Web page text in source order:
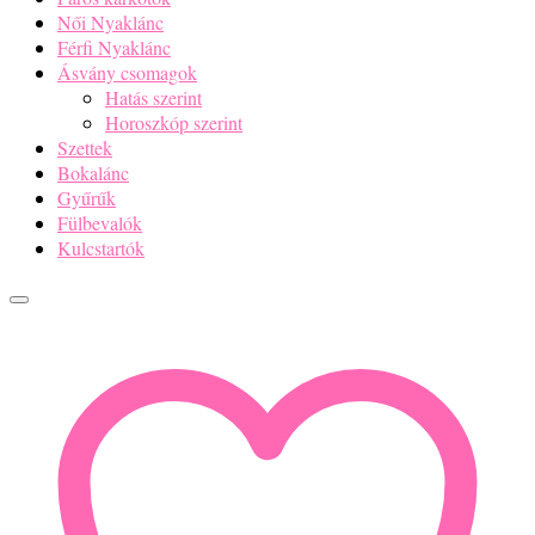
Női Nyaklánc
Férfi Nyaklánc
Ásvány csomagok
Hatás szerint
Horoszkóp szerint
Szettek
Bokalánc
Gyűrűk
Fülbevalók
Kulcstartók